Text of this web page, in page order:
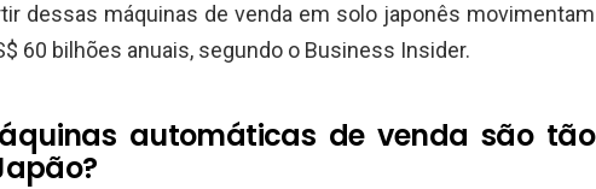
dessas máquinas de venda em solo japonês movimentam
60 bilhões anuais, segundo o Business Insider.
automáticas de venda são tão